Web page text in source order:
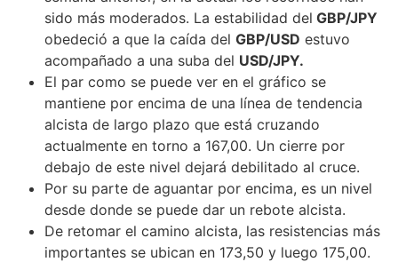
sido más moderados. La estabilidad del GBP/JPY
obedeció a que la caída del GBP/USD estuvo
acompañado a una suba del USD/JPY.
El par como se puede ver en el gráfico se
mantiene por encima de una línea de tendencia
alcista de largo plazo que está cruzando
actualmente en torno a 167,00. Un cierre por
debajo de este nivel dejará debilitado al cruce.
Por su parte de aguantar por encima, es un nivel
desde donde se puede dar un rebote alcista.
De retomar el camino alcista, las resistencias más
importantes se ubican en 173,50 y luego 175,00.